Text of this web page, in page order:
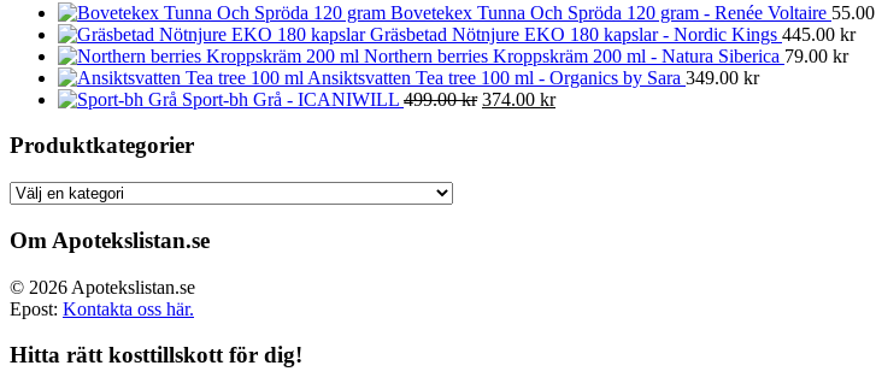
Bovetekex Tunna Och Spröda 120 gram - Renée Voltaire 55.00
Gräsbetad Nötnjure EKO 180 kapslar - Nordic Kings 445.00 kr
Northern berries Kroppskräm 200 ml - Natura Siberica 79.00 kr
Ansiktsvatten Tea tree 100 ml - Organics by Sara 349.00 kr
Sport-bh Grå - ICANIWILL 499.00kr Det
374.00 krDet
Produktkategorier
Om Apotekslistan.se
© 2026 Apotekslistan.se
Epost: Kontakta oss här.
Hitta rätt kosttillskott för dig!